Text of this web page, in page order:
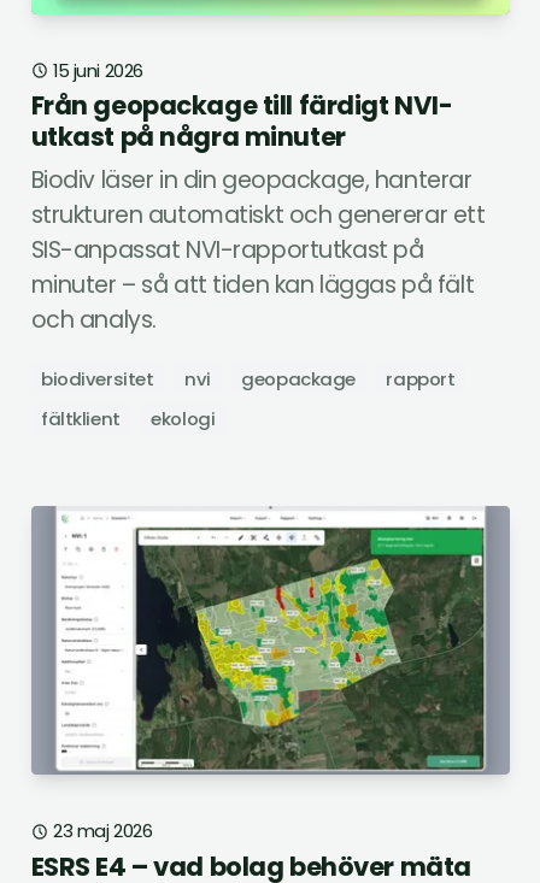
15 juni 2026
Från geopackage till färdigt NVI-
utkast på några minuter
Biodiv läser in din geopackage, hanterar
strukturen automatiskt och genererar ett
SIS-anpassat NVI-rapportutkast på
minuter – så att tiden kan läggas på fält
och analys.
biodiversitet nvi geopackage
rapport
fältklient
ekologi
23 maj 2026
ESRS E4 – vad bolag behöver mäta